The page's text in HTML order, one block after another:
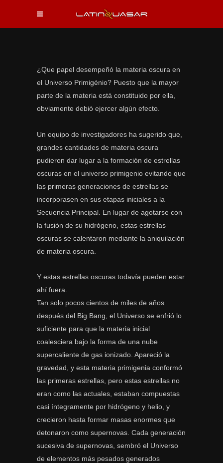
¿Que papel desempeñó la materia oscura en
el Universo Primigénio? Puesto que la mayor
parte de la materia está constituido por ella,
obviamente debió ejercer algún efecto.
Un equipo de investigadores ha sugerido que,
grandes cantidades de materia oscura
pudieron dar lugar a la formación de estrellas
oscuras en el universo primigenio evitando que
las primeras generaciones de estrellas se
incorporasen en sus etapas iniciales a la
Secuencia Principal. En lugar de agotarse con
la fusión de su hidrógeno, estas estrellas
oscuras se calentaron mediante la aniquilación
de materia oscura.
Y estas estrellas oscuras todavía pueden estar
ahí fuera.
Tan solo pocos cientos de miles de años
después del Big Bang, el Universo se enfrió lo
suficiente para que la materia inicial
coalesciera bajo la forma de una nube
supercaliente de gas ionizado. Apareció la
gravedad, y esta materia primigenia conformó
las primeras estrellas, pero estas estrellas no
eran como las actuales, estaban compuestas
casi íntegramente por hidrógeno y helio, y
crecieron hasta formar masas enormes que
detonaron como supernovas. Cada generación
sucesiva de supernovas, sembró el Universo
de elementos más pesados generados